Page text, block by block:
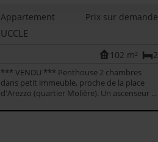
Appartement Prix sur demande
UCCLE
2
102 m²
*** VENDU *** Penthouse 2 chambres
dans petit immeuble, proche de la place
d'Arezzo (quartier Molière). Un ascenseur ...